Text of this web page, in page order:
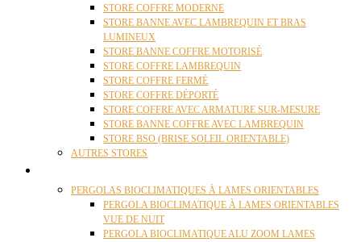
STORE COFFRE MODERNE
STORE BANNE AVEC LAMBREQUIN ET BRAS
LUMINEUX
STORE BANNE COFFRE MOTORISÉ
STORE COFFRE LAMBREQUIN
STORE COFFRE FERMÉ
STORE COFFRE DÉPORTÉ
STORE COFFRE AVEC ARMATURE SUR-MESURE
STORE BANNE COFFRE AVEC LAMBREQUIN
STORE BSO (BRISE SOLEIL ORIENTABLE)
AUTRES STORES
PERGOLAS BIOCLIMATIQUES À LAMES ORIENTABLES
PERGOLA BIOCLIMATIQUE À LAMES ORIENTABLES
VUE DE NUIT
PERGOLA BIOCLIMATIQUE ALU ZOOM LAMES